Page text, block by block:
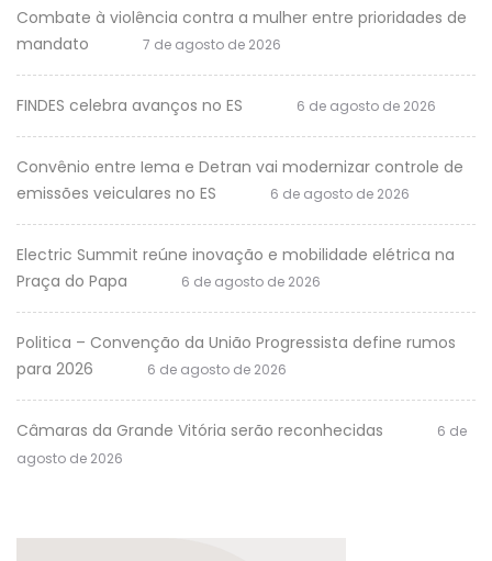
Combate à violência contra a mulher entre prioridades de
mandato
7 de agosto de 2026
FINDES celebra avanços no ES 6 de agosto de 2026
Convênio entre Iema e Detran vai modernizar controle de
emissões veiculares no ES
6 de agosto de 2026
Electric Summit reúne inovação e mobilidade elétrica na
Praça do Papa
6 de agosto de 2026
Politica – Convenção da União Progressista define rumos
para 2026
6 de agosto de 2026
Câmaras da Grande Vitória serão reconhecidas
6 de
agosto de 2026